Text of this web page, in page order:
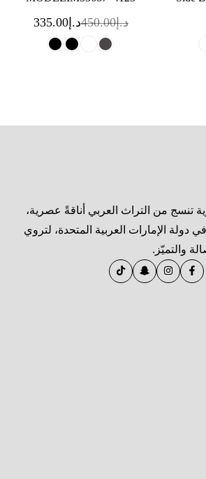
د.إ450.00د.إ335.00
تنسج من التراث العربي أناقةً عصرية،
الإمارات العربية المتحدة، لتروي
والتميّز.